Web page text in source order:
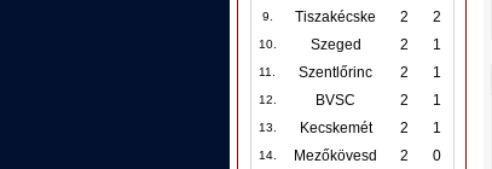
9. Tiszakécske 2 2
10. Szeged 2 1
11. Szentlőrinc 2 1
12. BVSC 2 1
13. Kecskemét 2 1
14. Mezőkövesd 2 0